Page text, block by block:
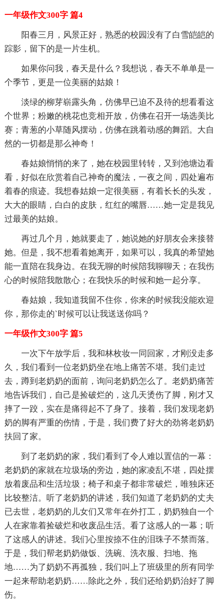
一年级作文300字 篇4
阳春三月，风景正好，熟悉的校园没有了白雪皑皑的
踪影，留下的是一片生机。
如果你问我，春天是什么？我想说，春天不单单是一
个季节，更是一位美丽的姑娘！
淡绿的柳芽崭露头角，仿佛早已迫不及待的想看看这
个世界；粉嫩的桃花也竞相开放，仿佛在召开一场选美比
赛；青葱的小草随风摆动，仿佛在跳着动感的舞蹈。大自
然的一切都是那么神奇！
春姑娘悄悄的来了，她在校园里转转，又到池塘边看
看，好似在欣赏着自己神奇的魔法，一夜之间，四处遍布
着春的痕迹。我想春姑娘一定很美丽，有着长长的头发，
大大的眼睛，白白的皮肤，红红的嘴唇……她一定是我见
过最美的姑娘。
再过几个月，她就要走了，她说她的好朋友会来接替
她。但是，我不想看着她离开，如果可以，我真的希望她
能一直陪在我身边。在我无聊的时候陪我聊聊天；在我伤
心的时候陪我散散心；在我快乐的时候和她一起分享。
春姑娘，我知道我留不住你，你来的时候我没能欢迎
你，那你走的`时候可以让我送送你吗？
一年级作文300字 篇5
一次下午放学后，我和林枚妆一同回家，才刚没走多
久，我们看到一位老奶奶坐在地上痛苦不堪。我们走过
去，蹲到老奶奶的面前，询问老奶奶怎么了。老奶奶痛苦
地告诉我们，自己是捡破烂的，这几天烫伤了脚，刚才又
摔了一跤，实在是痛得起不了身了。接着，我们发现老奶
奶的脚有严重的伤情，于是，我们费了好大的劲将老奶奶
扶回了家。
到了老奶奶的家，我们看到了令人难以置信的一幕：
老奶奶的家就在垃圾场的旁边，她的家凌乱不堪，四处摆
放着废品和生活垃圾；椅子和桌子都非常破烂，唯独床还
比较整洁。听了老奶奶的讲述，我们知道了老奶奶的丈夫
已去世，老奶奶的儿女们又常年在外打工，奶奶独自一个
人在家靠着捡破烂和收废品生活。看了这感人的一幕；听
了这感人的讲述。我们心里按捺不住的泪珠子不禁而落。
于是，我们帮老奶奶做饭、洗碗、洗衣服、扫地、拖
地……为了奶奶不再孤独，我们叫上了班级里的所有同学
一起来帮助老奶奶……除此之外，我们还给奶奶治好了脚
伤。